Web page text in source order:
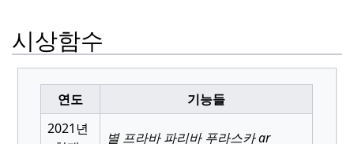
시상함수
연도
기능들
2021년
별 프라바 파리바 푸라스카ar